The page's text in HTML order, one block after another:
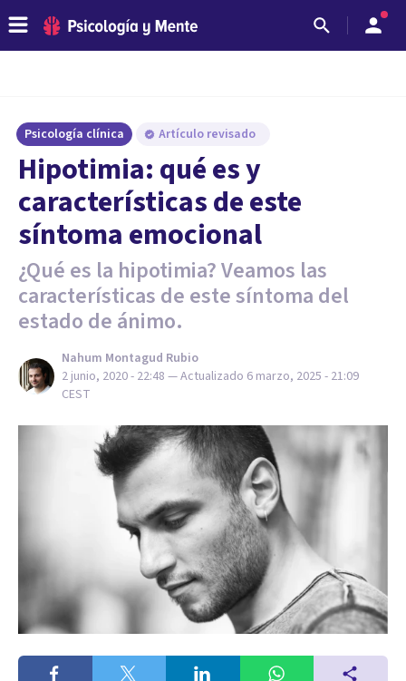
Psicología clínica Artículo revisado
Hipotimia: qué es y
características de este
síntoma emocional
¿Qué es la hipotimia? Veamos las
características de este síntoma del
estado de ánimo.
Nahum Montagud Rubio
2 junio, 2020 - 22:48 — Actualizado 6 marzo, 2025 - 21:09
CEST